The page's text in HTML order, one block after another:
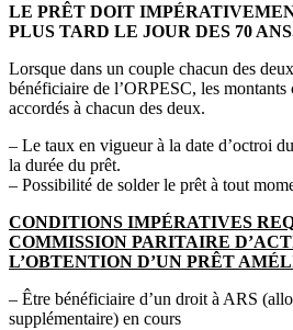
LE PRÊT DOIT
PLUS TARD LE JOUR DES 70
Lorsque dans un couple chacun des
bénéficiaire de l’ORPESC, les montants
accordés à chacun des deux.
– Le taux en vigueur à la date d’octroi
la durée du prêt.
– Possibilité de solder le prêt à tout
CONDITIONS IMPÉRATIVES
COMMISSION PARITAIRE
L’OBTENTION D’UN PRÊT
– Être bénéficiaire d’un droit à ARS
supplémentaire) en cours